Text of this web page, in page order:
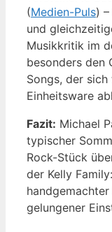
(Medien-Puls)
und
Musikkritik im
besonders den
Songs, der
Einheitsware
Fazit: Michael
typischer
Rock-Stück
der Kelly
gelungener